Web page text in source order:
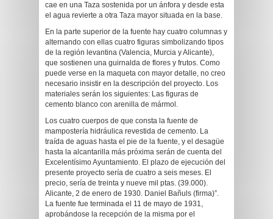
cae en una Taza sostenida por un ánfora y desde esta
el agua revierte a otra Taza mayor situada en la base.
En la parte superior de la fuente hay cuatro columnas y
alternando con ellas cuatro figuras simbolizando tipos
de la región levantina (Valencia, Murcia y Alicante),
que sostienen una guirnalda de flores y frutos. Como
puede verse en la maqueta con mayor detalle, no creo
necesario insistir en la descripción del proyecto. Los
materiales serán los siguientes: Las figuras de
cemento blanco con arenilla de mármol.
Los cuatro cuerpos de que consta la fuente de
mampostería hidráulica revestida de cemento. La
traída de aguas hasta el pie de la fuente, y el desagüe
hasta la alcantarilla más próxima serán de cuenta del
Excelentísimo Ayuntamiento. El plazo de ejecución del
presente proyecto sería de cuatro a seis meses. El
precio, sería de treinta y nueve mil ptas. (39.000).
Alicante, 2 de enero de 1930. Daniel Bañuls (firma)”.
La fuente fue terminada el 11 de mayo de 1931,
aprobándose la recepción de la misma por el